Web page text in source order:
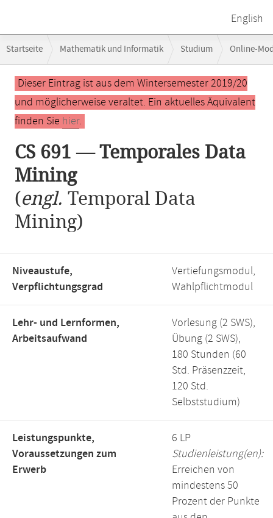
English
Navigation
Startseite Mathematik und Informatik Studium Online-
Hauptinhalt
Dieser Eintrag ist aus dem Wintersemester 2019/20
und möglicherweise veraltet. Ein aktuelles Äquivalent
finden Sie hier.
CS 691 — Temporales Data
Mining
(engl. Temporal Data
Mining)
Niveaustufe,
Verpflichtungsgrad
Vertiefungsmodul,
Wahlpflichtmodul
Lehr- und Lernformen,
Arbeitsaufwand
Vorlesung (2 SWS),
Übung (2 SWS),
180 Stunden (60
Std. Präsenzzeit,
120 Std.
Selbststudium)
Leistungspunkte,
Voraussetzungen zum
Erwerb
6 LP
Studienleistung(en):
Erreichen von
mindestens 50
Prozent der Punkte